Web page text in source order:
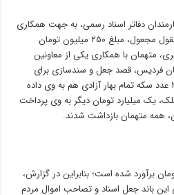
دفاتر اسناد رسمی، به جهت همکاری
با باند جاعلین در تنظیم سند غیرمنقول مجعول، مبلغ ۲۵۰ میلیون تومان
متهمان با همکاری یکی از معاونین
فردیس، قصد جعل و سندسازی برای
ملکی در فردیس را داشته اند و ۲۵ عدد سکه تمام بهار آزادی هم به وی داده
یک میلیارد تومان دیگر به وی پرداخت
همه متهمان بازداشت شدند.
۵۰۰ میلیارد تومان برآورد شده است؛ بنابراین در گزارش،
این باند جعل اسناد و تصاحب اموال مردم